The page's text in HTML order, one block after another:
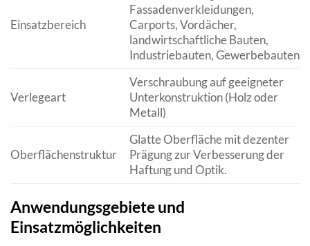
Einsatzbereich
Fassadenverkleidungen,
Carports, Vordächer,
landwirtschaftliche Bauten,
Industriebauten, Gewerbebauten
Verlegeart
Verschraubung auf geeigneter
Unterkonstruktion (Holz oder
Metall)
Oberflächenstruktur
Glatte Oberfläche mit dezenter
Prägung zur Verbesserung der
Haftung und Optik.
Anwendungsgebiete und
Einsatzmöglichkeiten